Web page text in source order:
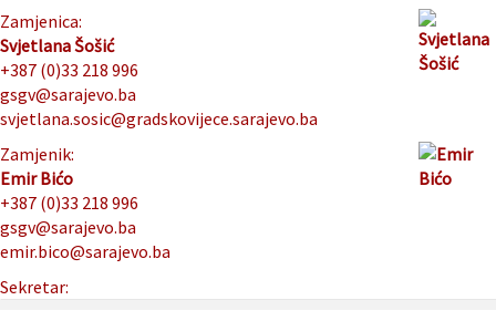
Zamjenica:
Svjetlana Šošić
+387 (0)33 218 996
gsgv@sarajevo.ba
svjetlana.sosic@gradskovijece.sarajevo.ba
Zamjenik:
Emir Bićo
+387 (0)33 218 996
gsgv@sarajevo.ba
emir.bico@sarajevo.ba
Sekretar: